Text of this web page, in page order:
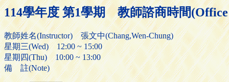
114學年度 第1學期 教師諮商時間
教師姓名(Instructor) 張文中(Chang,Wen-Chung)
星期三(Wed) 12:00 ~ 15:00
星期四(Thu) 10:00 ~ 13:00
備 註(Note)